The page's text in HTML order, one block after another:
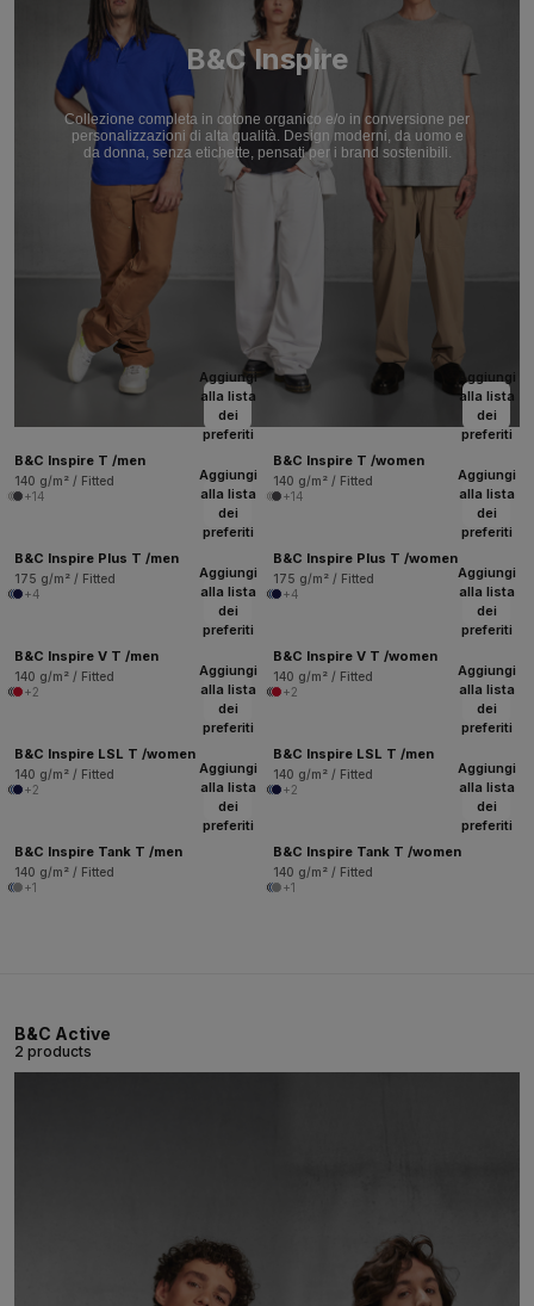
B&C Inspire
Collezione completa in cotone organico e/o in conversione per
personalizzazioni di alta qualità. Design moderni, da uomo e
da donna, senza etichette, pensati per i brand sostenibili.
Aggiungi
alla lista
dei
preferiti
B&C Inspire T /men
140 g/m² / Fitted
+14
Aggiungi
alla lista
dei
preferiti
B&C Inspire T /women
140 g/m² / Fitted
+14
Aggiungi
alla lista
dei
preferiti
B&C Inspire Plus T /men
175 g/m² / Fitted
+4
Aggiungi
alla lista
dei
preferiti
B&C Inspire Plus T /women
175 g/m² / Fitted
+4
Aggiungi
alla lista
dei
preferiti
B&C Inspire V T /men
140 g/m² / Fitted
+2
Aggiungi
alla lista
dei
preferiti
B&C Inspire V T /women
140 g/m² / Fitted
+2
Aggiungi
alla lista
dei
preferiti
B&C Inspire LSL T /women
140 g/m² / Fitted
+2
Aggiungi
alla lista
dei
preferiti
B&C Inspire LSL T /men
140 g/m² / Fitted
+2
Aggiungi
alla lista
dei
preferiti
B&C Inspire Tank T /men
140 g/m² / Fitted
+1
Aggiungi
alla lista
dei
preferiti
B&C Inspire Tank T /women
140 g/m² / Fitted
+1
B&C Active
2 products